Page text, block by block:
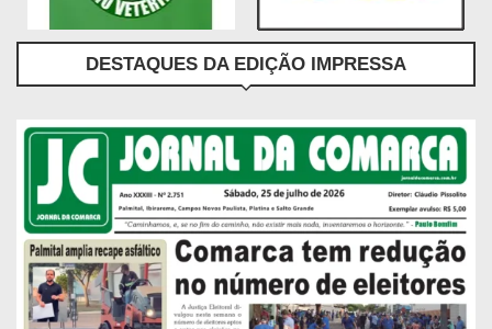
DESTAQUES DA EDIÇÃO IMPRESSA